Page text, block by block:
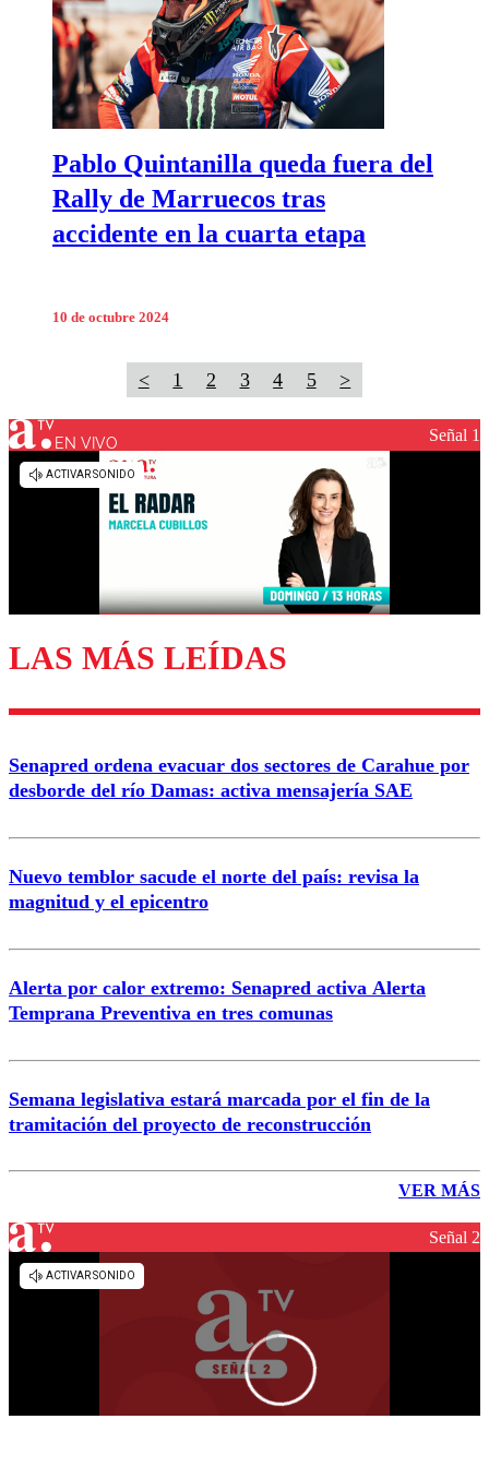
Pablo Quintanilla queda fuera del
Rally de Marruecos tras
accidente en la cuarta etapa
10 de octubre 2024
< 1 2 3 4 5 >
EN VIVO Señal 1
LAS MÁS LEÍDAS
Senapred ordena evacuar dos sectores de Carahue por
desborde del río Damas: activa mensajería SAE
Nuevo temblor sacude el norte del país: revisa la
magnitud y el epicentro
Alerta por calor extremo: Senapred activa Alerta
Temprana Preventiva en tres comunas
Semana legislativa estará marcada por el fin de la
tramitación del proyecto de reconstrucción
VER MÁS
Señal 2